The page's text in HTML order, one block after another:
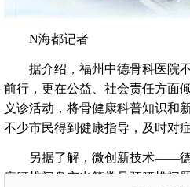
N海都记者
据介绍，福州中德骨科医院不
前行，更在公益、社会责任方面
义诊活动，将骨健康科普知识和
不少市民得到健康指导，及时对症
另据了解，微创新技术——德
疗腰椎间盘突出等常见颈腰椎问